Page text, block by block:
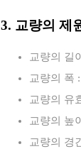
3. 교량의 제
교량의 길
교량의 폭
교량의 유
교량의 높
교량의 경